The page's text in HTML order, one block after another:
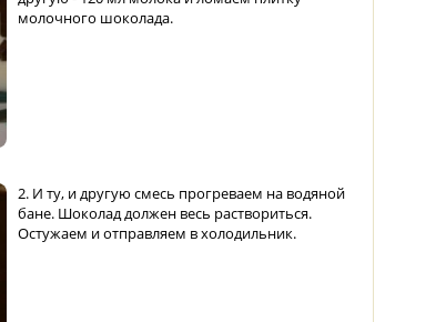
молочного шоколада.
2. И ту, и другую смесь прогреваем на водяной
бане. Шоколад должен весь раствориться.
Остужаем и отправляем в холодильник.